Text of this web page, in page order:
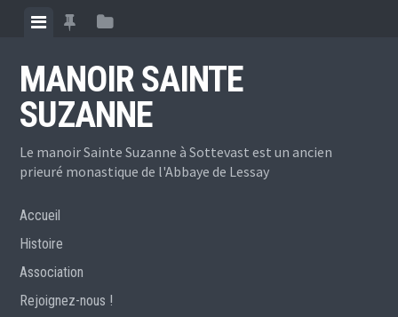
content
ViewView
posts
View
MANOIR SAINTE
SUZANNE
Le manoir Sainte Suzanne à Sottevast est un ancien
prieuré monastique de l'Abbaye de Lessay
Accueil
Histoire
Association
Rejoignez-nous !